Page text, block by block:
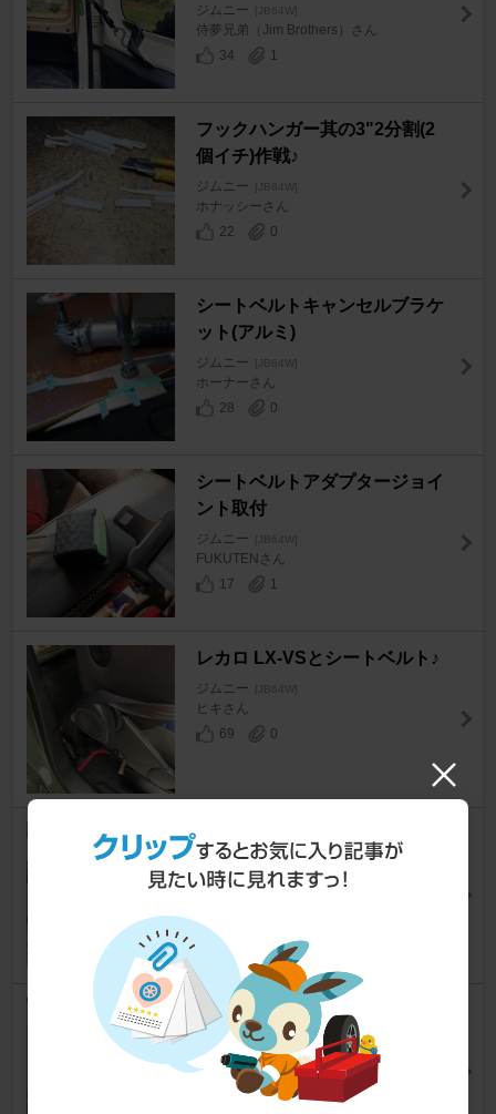
ジムニー [JB64W]
侍夢兄弟（Jim Brothers）さん
34
1
フックハンガー其の3"2分割(2
個イチ)作戦♪
ジムニー [JB64W]
ホナッシーさん
22
0
シートベルトキャンセルブラケ
ット(アルミ)
ジムニー [JB64W]
ホーナーさん
28
0
シートベルトアダプタージョイ
ント取付
ジムニー [JB64W]
FUKUTENさん
17
1
レカロ LX-VSとシートベルト♪
ジムニー [JB64W]
ヒキさん
69
0
2号車のヘッドライトクリーニ
ング
ジムニー [JB64W]
252
デフオイル交換
ジムニー [JB64W]
shujimnyさん